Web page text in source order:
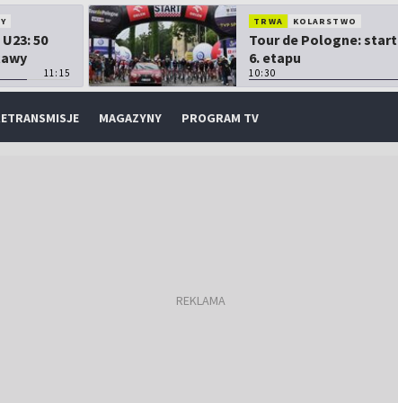
50
11:15
TRWA KOLARSTWO
Tour de Pologne: start
6. etapu
10:30
MAGAZYNY PROGRAM TV